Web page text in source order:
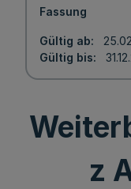
Fassung
Gültig ab
Gültig bis
z